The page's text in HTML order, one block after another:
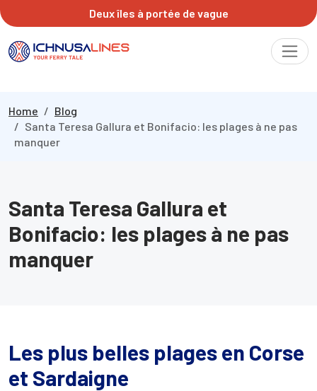
Deux îles à portée de vague
Home
Blog
Santa Teresa Gallura et Bonifacio: les plages à ne pas
manquer
Santa Teresa Gallura et
Bonifacio: les plages à ne pas
manquer
Les plus belles plages en Corse
et Sardaigne